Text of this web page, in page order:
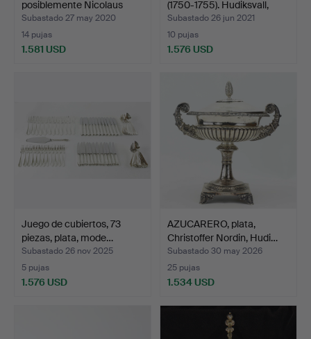
posiblemente Nicolaus
Bru…
Subastado 27 may 2020
14 pujas
1.581 USD
(1750-1755). Hudiksvall,
Cu…
Subastado 26 jun 2021
10 pujas
1.576 USD
Juego de cubiertos, 73
piezas, plata, mode…
Subastado 26 nov 2025
5 pujas
1.576 USD
AZUCARERO, plata,
Christoffer Nordin, Hudi…
Subastado 30 may 2026
25 pujas
1.534 USD